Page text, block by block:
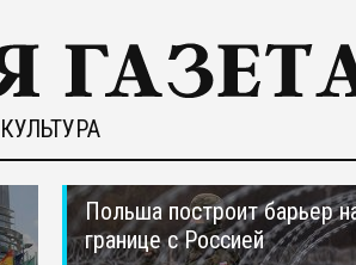
КУЛЬТУРА
Польша построит барьер
границе с Россией